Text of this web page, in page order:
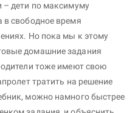
– дети по максимуму
в свободное время
Но пока мы к этому
домашние задания
тоже имеют свою
тратить на решение
можно намного быстрее